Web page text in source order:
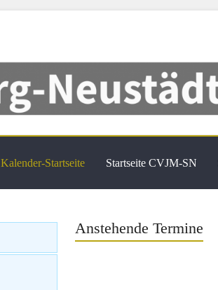
Kalender-Startseite Startseite CVJM-SN
Anstehende Termine